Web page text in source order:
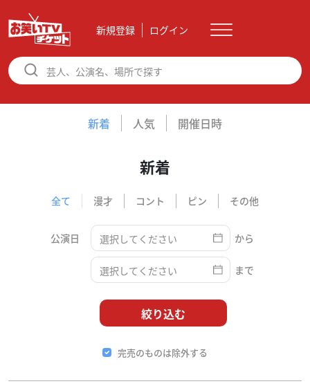
新規登録 ログイン
新着 人気 開催日時
新着
全て 漫才 コント ピン その他
公演日 から
まで
絞り込む
完売のものは除外する